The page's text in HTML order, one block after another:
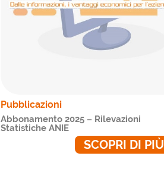
Pubblicazioni
Abbonamento 2025 – Rilevazioni
Statistiche ANIE
SCOPRI DI PIÙ